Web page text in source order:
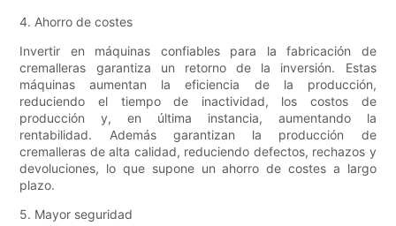
4. Ahorro de costes
Invertir en máquinas confiables para la fabricación de
cremalleras garantiza un retorno de la inversión. Estas
máquinas aumentan la eficiencia de la producción,
reduciendo el tiempo de inactividad, los costos de
producción y, en última instancia, aumentando la
rentabilidad. Además garantizan la producción de
cremalleras de alta calidad, reduciendo defectos, rechazos y
devoluciones, lo que supone un ahorro de costes a largo
plazo.
5. Mayor seguridad